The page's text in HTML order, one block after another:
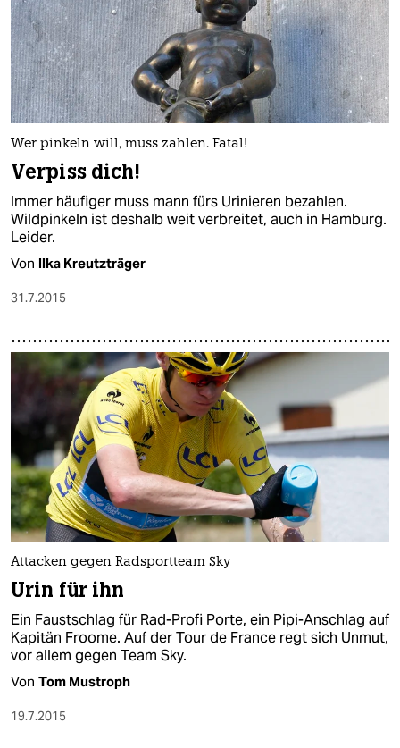
Wer pinkeln will, muss zahlen. Fatal!
Verpiss dich!
Immer häufiger muss mann fürs Urinieren bezahlen.
Wildpinkeln ist deshalb weit verbreitet, auch in Hamburg.
Leider.
Von Ilka Kreutzträger
31.7.2015
Attacken gegen Radsportteam Sky
Urin für ihn
Ein Faustschlag für Rad-Profi Porte, ein Pipi-Anschlag auf
Kapitän Froome. Auf der Tour de France regt sich Unmut,
vor allem gegen Team Sky.
Von Tom Mustroph
19.7.2015